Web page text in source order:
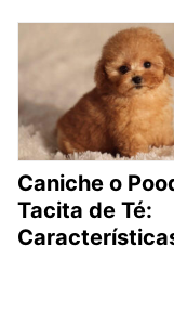
Caniche o
Tacita de Té: